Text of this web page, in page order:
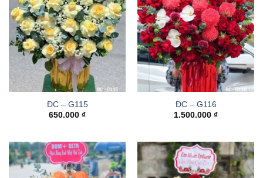
ĐC – G115
650.000 ₫
ĐC – G116
1.500.000 ₫